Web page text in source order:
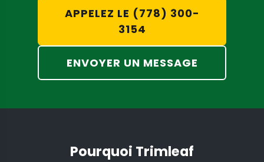
APPELEZ LE (778) 300-
3154
ENVOYER UN MESSAGE
Pourquoi Trimleaf